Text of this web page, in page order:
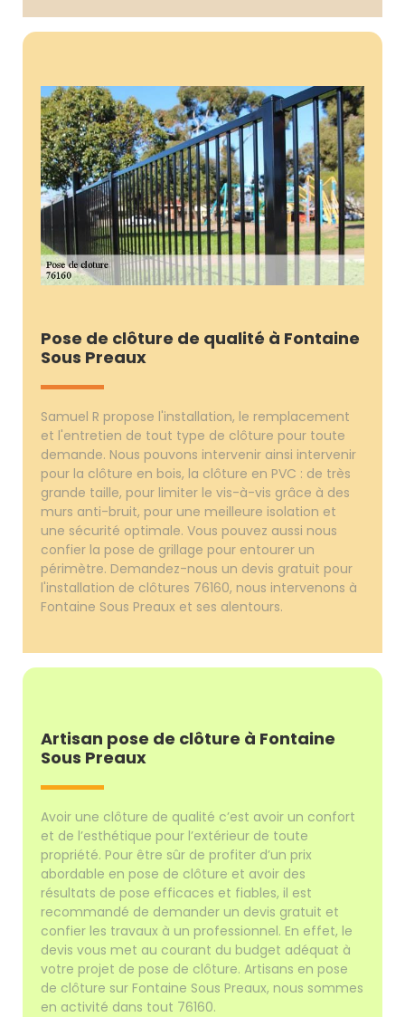
Pose de clôture de qualité à Fontaine
Sous Preaux
Samuel R propose l'installation, le remplacement
et l'entretien de tout type de clôture pour toute
demande. Nous pouvons intervenir ainsi intervenir
pour la clôture en bois, la clôture en PVC : de très
grande taille, pour limiter le vis-à-vis grâce à des
murs anti-bruit, pour une meilleure isolation et
une sécurité optimale. Vous pouvez aussi nous
confier la pose de grillage pour entourer un
périmètre. Demandez-nous un devis gratuit pour
l'installation de clôtures 76160, nous intervenons à
Fontaine Sous Preaux et ses alentours.
Artisan pose de clôture à Fontaine
Sous Preaux
Avoir une clôture de qualité c’est avoir un confort
et de l’esthétique pour l’extérieur de toute
propriété. Pour être sûr de profiter d’un prix
abordable en pose de clôture et avoir des
résultats de pose efficaces et fiables, il est
recommandé de demander un devis gratuit et
confier les travaux à un professionnel. En effet, le
devis vous met au courant du budget adéquat à
votre projet de pose de clôture. Artisans en pose
de clôture sur Fontaine Sous Preaux, nous sommes
en activité dans tout 76160.